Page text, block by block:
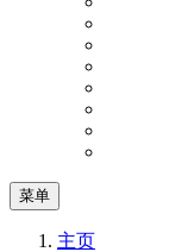
菜单
主页